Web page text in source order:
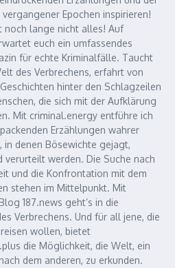
Epochen inspirieren!
noch lange nicht alles! Auf
euch ein umfassendes
für echte Kriminalfälle. Taucht
des Verbrechens, erfahrt von
hinter den Schlagzeilen
die sich mit der Aufklärung
Mit criminal.energy entführe ich
Erzählungen wahrer
in denen Bösewichte gejagt,
verurteilt werden. Die Suche nach
und die Konfrontation mit dem
stehen im Mittelpunkt. Mit
187.news geht’s in die
Verbrechens. Und für all jene, die
wollen, bietet
die Möglichkeit, die Welt, ein
dem anderen, zu erkunden.